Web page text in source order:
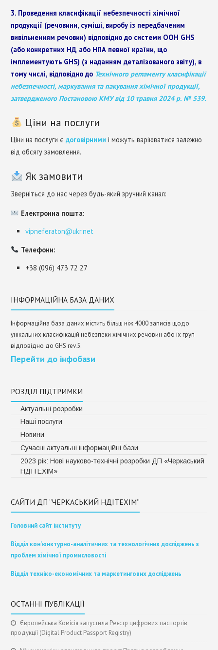
3. Проведення класифікації небезпечності хімічної
продукції (речовини, суміші, виробу із передбаченим
вивільненням речовин) відповідно до системи ООН GHS
(або конкретних НД або НПА певної країни, що
імплементують GHS) (з наданням деталізованого звіту), в
тому числі, відповідно до Технічного регламенту класифікації
небезпечності, маркування та пакування хімічної продукції,
затвердженого Постановою КМУ від 10 травня 2024 р. № 539.
Ціни на послуги
Ціни на послуги єдоговірними і можуть варіюватися залежно
від обсягу замовлення.
Як замовити
Зверніться до нас через будь-який зручний канал:
Електронна пошта:
vipneferaton@ukr.net
Телефони:
+38 (096) 473 72 27
ІНФОРМАЦІЙНА БАЗА ДАНИХ
Інформаційна база даних містить більш ніж 4000 записів щодо
унікальних класифікацій небезпеки хімічних речовин або їх груп
відповідно до GHS rev.5.
Перейти до інфобази
РОЗДІЛ ПІДТРИМКИ
Актуальні розробки
Наші послуги
Новини
Сучасні актуальні інформаційні бази
2023 рік: Нові науково-технічні розробки ДП «Черкаський
НДІТЕХІМ»
САЙТИ ДП “ЧЕРКАСЬКИЙ НДІТЕХІМ”
Головний сайт інституту
Відділ кон’юнктурно-аналітичних та технологічних досліджень з
проблем хімічної промисловості
Відділ техніко-економічних та маркетингових досліджень
ОСТАННІ ПУБЛІКАЦІЇ
Європейська Комісія запустила Реєстр цифрових паспортів
продукції (Digital Product Passport Registry)